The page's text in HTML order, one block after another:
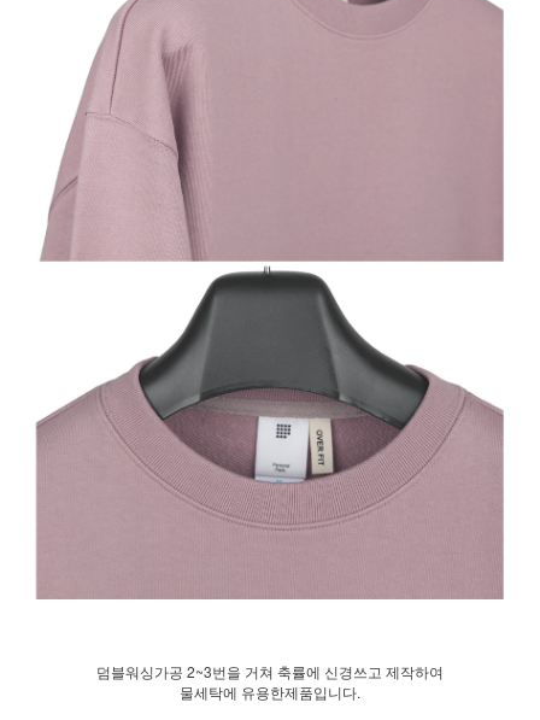
덤블워싱가공 2~3번을 거쳐 축률에 신경쓰고 제작하여
물세탁에 유용한제품입니다.